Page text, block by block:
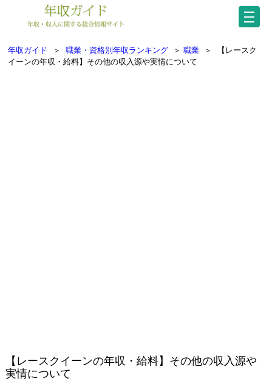
年収ガイド ＞ 職業・資格別年収ランキング ＞ 職業 ＞
【レースク
イーンの年収・給料】その他の収入源や実情について
【レースクイーンの年収・給料】その他の収入源や
実情について